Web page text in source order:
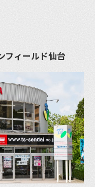
フィールド仙台